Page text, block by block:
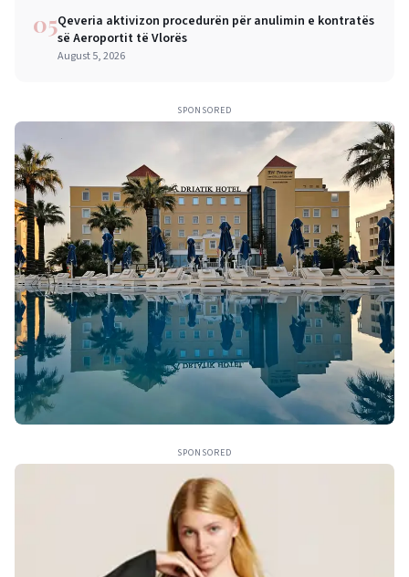
05Qeveria aktivizon procedurën për anulimin e kontratës
së Aeroportit të Vlorës
August 5, 2026
SPONSORED
SPONSORED